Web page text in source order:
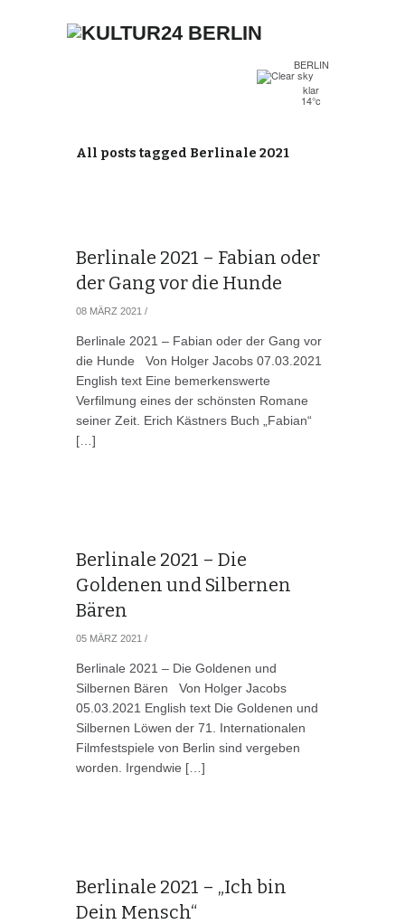
BERLIN
klar
14°c
All posts tagged Berlinale 2021
Berlinale 2021 – Fabian oder
der Gang vor die Hunde
08 MÄRZ 2021 /
Berlinale 2021 – Fabian oder der Gang vor
die Hunde Von Holger Jacobs 07.03.2021
English text Eine bemerkenswerte
Verfilmung eines der schönsten Romane
seiner Zeit. Erich Kästners Buch „Fabian“
[…]
Berlinale 2021 – Die
Goldenen und Silbernen
Bären
05 MÄRZ 2021 /
Berlinale 2021 – Die Goldenen und
Silbernen Bären Von Holger Jacobs
05.03.2021 English text Die Goldenen und
Silbernen Löwen der 71. Internationalen
Filmfestspiele von Berlin sind vergeben
worden. Irgendwie […]
Berlinale 2021 – „Ich bin
Dein Mensch“